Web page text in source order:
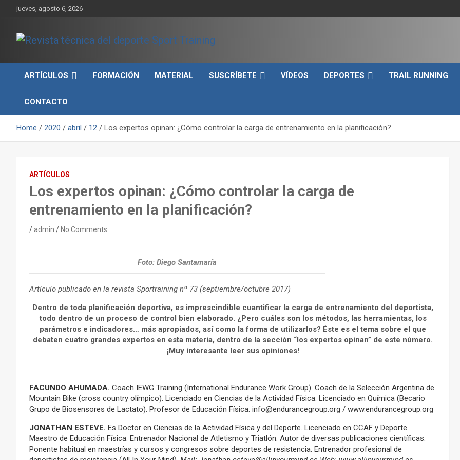
jueves, agosto 6, 2026
Revista técnica del
deporte Sport Training
rendimiento, nutrición y entrenamiento.
ARTÍCULOS
FORMACIÓN MATERIAL SUSCRÍBETE VÍDEOS DEPORTES TRAIL RUNNING
CONTACTO
Home 2020 abril 12 Los expertos opinan: ¿Cómo controlar la carga de entrenamiento en la planificación?
ARTÍCULOS
Los expertos opinan: ¿Cómo controlar la carga de
entrenamiento en la planificación?
admin No Comments
Foto: Diego Santamaría
Artículo publicado en la revista Sportraining nº 73 (septiembre/octubre 2017)
Dentro de toda planificación deportiva, es imprescindible cuantificar la carga de entrenamiento del deportista,
todo dentro de un proceso de control bien elaborado. ¿Pero cuáles son los métodos, las herramientas, los
parámetros e indicadores… más apropiados, así como la forma de utilizarlos? Éste es el tema sobre el que
debaten cuatro grandes expertos en esta materia, dentro de la sección “los expertos opinan” de este número.
¡Muy interesante leer sus opiniones!
FACUNDO AHUMADA. Coach IEWG Training (International Endurance Work Group). Coach de la Selección Argentina de
Mountain Bike (cross country olímpico). Licenciado en Ciencias de la Actividad Física. Licenciado en Química (Becario
Grupo de Biosensores de Lactato). Profesor de Educación Física. info@endurancegroup.org / www.endurancegroup.org
JONATHAN ESTEVE. Es Doctor en Ciencias de la Actividad Física y del Deporte. Licenciado en CCAF y Deporte.
Maestro de Educación Física. Entrenador Nacional de Atletismo y Triatlón. Autor de diversas publicaciones científicas.
Ponente habitual en maestrías y cursos y congresos sobre deportes de resistencia. Entrenador profesional de